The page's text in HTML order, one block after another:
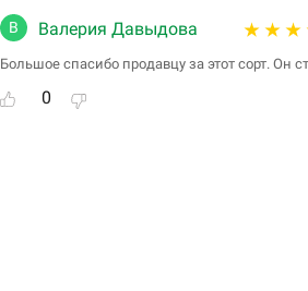
В Валерия Давыдова
Большое спасибо продавцу за этот сорт.
0